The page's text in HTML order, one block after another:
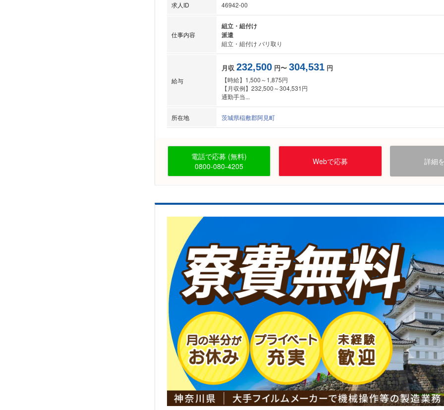
求人ID 46942-00
仕事内容
組立・組付け
派遣
組立・組付け バリ取り
給与
月収 232,500 円〜 304,531 円
【時給】1,500～1,875円
【月収例】232,500～304,531円
通勤手当...
所在地 茨城県稲敷郡阿見町
電話で応募 (無料)
0800-080-4205
Webで応募 詳細